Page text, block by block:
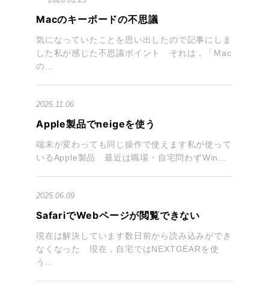
Macのキーボードの不思議
気になっていたことを思い出したので記事にしま
した私が感じた不思議ポイント それは，「Mac
の...
2025.11.06
Apple製品でneigeを使う
端末が変わっても同じ操作で使えます私が使って
いるApple製品 最近は職場・自宅問わずWin...
2025.06.09
SafariでWebページが閲覧できない
現在は解決しています数日前から読み込みができ
なくなった 現在，自宅ではNEXTGEARを使
う...